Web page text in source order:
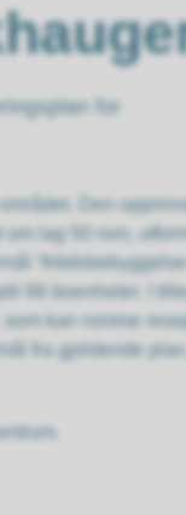
for
Den
lag 50 rom,
66 boenheter. I
kan romme
fra gjeldende